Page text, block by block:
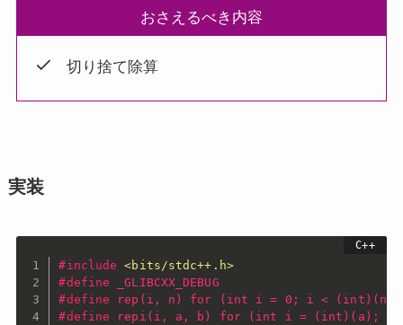
おさえるべき内容
切り捨て除算
実装
#include
<bits/stdc++.h>
#define _GLIBCXX_DEBUG
#define rep(i, n) for (int i = 0; i < (int)(n);
#define repi(i, a, b) for (int i = (int)(a); i